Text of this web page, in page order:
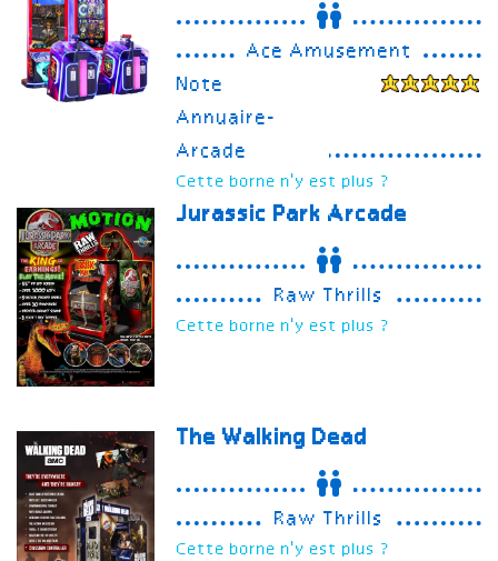
Ace Amusement
Note
Annuaire-
Arcade
Cette borne n'y est plus ?
Jurassic Park Arcade
Raw Thrills
Cette borne n'y est plus ?
The Walking Dead
Raw Thrills
Cette borne n'y est plus ?